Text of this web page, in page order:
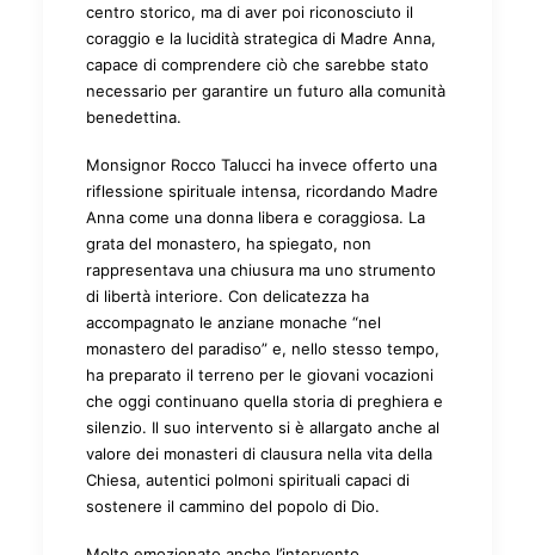
centro storico, ma di aver poi riconosciuto il
coraggio e la lucidità strategica di Madre Anna,
capace di comprendere ciò che sarebbe stato
necessario per garantire un futuro alla comunità
benedettina.
Monsignor Rocco Talucci ha invece offerto una
riflessione spirituale intensa, ricordando Madre
Anna come una donna libera e coraggiosa. La
grata del monastero, ha spiegato, non
rappresentava una chiusura ma uno strumento
di libertà interiore. Con delicatezza ha
accompagnato le anziane monache “nel
monastero del paradiso” e, nello stesso tempo,
ha preparato il terreno per le giovani vocazioni
che oggi continuano quella storia di preghiera e
silenzio. Il suo intervento si è allargato anche al
valore dei monasteri di clausura nella vita della
Chiesa, autentici polmoni spirituali capaci di
sostenere il cammino del popolo di Dio.